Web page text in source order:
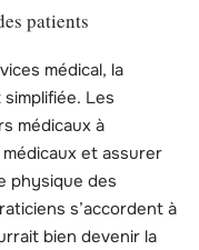
patients
médical, la
Les
médicaux à
et assurer
physique des
s’accordent à
bien devenir la